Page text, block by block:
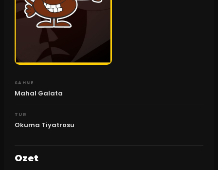
SAHNE
Mahal Galata
TUR
Okuma Tiyatrosu
Ozet